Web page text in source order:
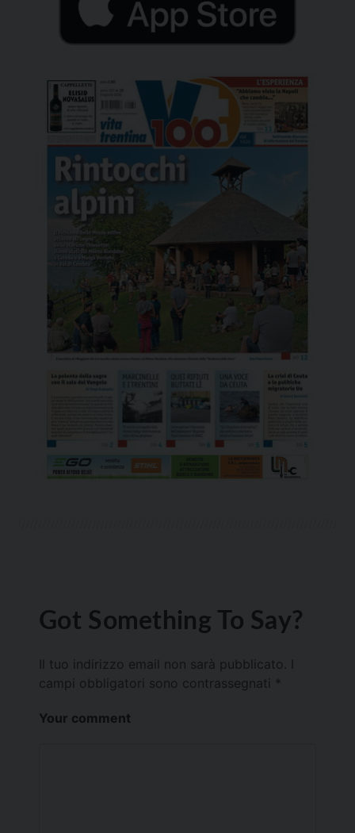
Got Something To Say?
Il tuo indirizzo email non sarà pubblicato.
campi obbligatori sono contrassegnati *
Your comment